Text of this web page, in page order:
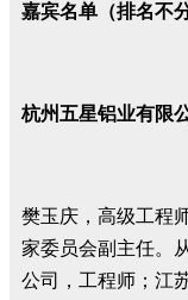
嘉宾名单（排名不
杭州五星铝业有限
樊玉庆，高级工程
家委员会副主任。
公司，工程师；江